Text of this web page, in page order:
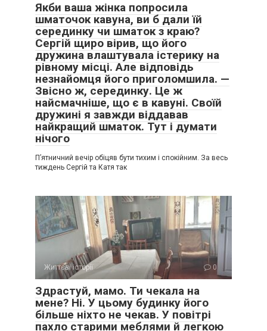
Якби ваша жінка попросила
шматочок кавуна, ви б дали їй
серединку чи шматок з краю?
Сергій щиро вірив, що його
дружина влаштувала істерику на
рівному місці. Але відповідь
незнайомця його приголомшила. —
Звісно ж, серединку. Це ж
найсмачніше, що є в кавуні. Своїй
дружині я завжди віддавав
найкращий шматок. Тут і думати
нічого
П’ятничний вечір обіцяв бути тихим і спокійним. За весь
тиждень Сергій та Катя так
Життєві історії 0
Здрастуй, мамо. Ти чекала на
мене? Ні. У цьому будинку його
більше ніхто не чекав. У повітрі
пахло старими меблями й легкою